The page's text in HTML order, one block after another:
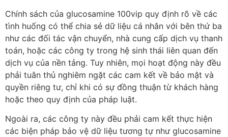
Chính sách của glucosamine 100vip quy định rõ về các
tình huống có thể chia sẻ dữ liệu cá nhân với bên thứ ba
như các đối tác vận chuyển, nhà cung cấp dịch vụ thanh
toán, hoặc các công ty trong hệ sinh thái liên quan đến
dịch vụ của nền tảng. Tuy nhiên, mọi hoạt động này đều
phải tuân thủ nghiêm ngặt các cam kết về bảo mật và
quyền riêng tư, chỉ khi có sự đồng thuận từ khách hàng
hoặc theo quy định của pháp luật.
Ngoài ra, các công ty này đều phải cam kết thực hiện
các biện pháp bảo vệ dữ liệu tương tự như glucosamine